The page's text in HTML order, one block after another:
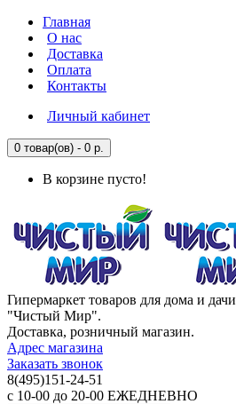
Главная
О нас
Доставка
Оплата
Контакты
Личный кабинет
0 товар(ов) - 0 р.
В корзине пусто!
Гипермаркет товаров для дома и дачи
"Чистый Мир".
Доставка, розничный магазин.
Адрес магазина
Заказать звонок
8(495)151-24-51
с 10-00 до 20-00 ЕЖЕДНЕВНО